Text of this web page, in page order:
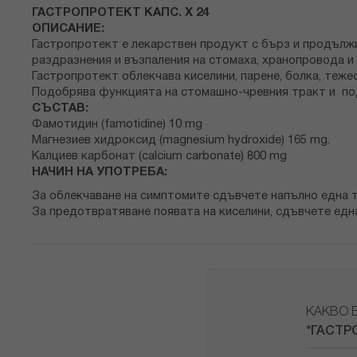
ГАСТРОПРОТЕКТ КАПС. Х 24
ОПИСАНИЕ:
Гастропротект е лекарствен продукт с бърз и
раздразнения и възпаления на стомаха, хранопровода
Гастропротект облекчава киселини, парене, болка,
Подобрява функцията на стомашно-чревния тракт и
СЪСТАВ:
Фамотидин (famotidine) 10 mg
Магнезиев хидроксид (magnesium hydroxide) 165 mg.
Калциев карбонат (calcium carbonate) 800 mg
НАЧИН НА УПОТРЕБА:
За облекчаване на симптомите сдъвчете напълно една
За предотвратяване появата на киселини, сдъвчете
КАКВО